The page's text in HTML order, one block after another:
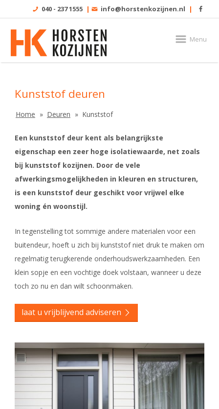
040 - 237 1555 | info@horstenkozijnen.nl |
Menu
Kunststof deuren
Home Deuren Kunststof
Een kunststof deur kent als belangrijkste
eigenschap een zeer hoge isolatiewaarde, net zoals
bij kunststof kozijnen. Door de vele
afwerkingsmogelijkheden in kleuren en structuren,
is een kunststof deur geschikt voor vrijwel elke
woning én woonstijl.
In tegenstelling tot sommige andere materialen voor een
buitendeur, hoeft u zich bij kunststof niet druk te maken om
regelmatig terugkerende onderhoudswerkzaamheden. Een
klein sopje en een vochtige doek volstaan, wanneer u deze
toch zo nu en dan wilt schoonmaken.
laat u vrijblijvend adviseren